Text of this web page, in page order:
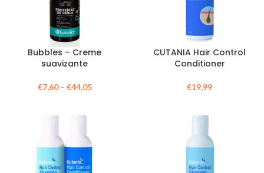
Bubbles – Creme
suavizante
€7,60– €44,05
CUTANIA Hair Control
Conditioner
€19,99